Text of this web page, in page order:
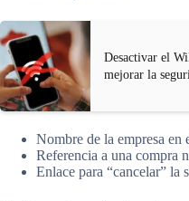
Desactivar el
mejorar la
Nombre de la empresa en
Referencia a una compra
Enlace para “cancelar” la